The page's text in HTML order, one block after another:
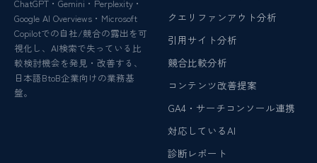
ChatGPT・Gemini・Perplexity・
Google AI Overviews・Microsoft
Copilotでの自社/競合の露出を可
視化し、AI検索で失っている比
較検討機会を発見・改善する、
日本語BtoB企業向けの業務基
盤。
クエリファンアウト分析
引用サイト分析
競合比較分析
コンテンツ改善提案
GA4・サーチコンソール連携
対応しているAI
診断レポート